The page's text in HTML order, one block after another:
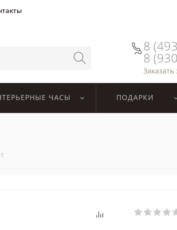
8
8
Заказать
ЧАСЫ ПОДАРКИ